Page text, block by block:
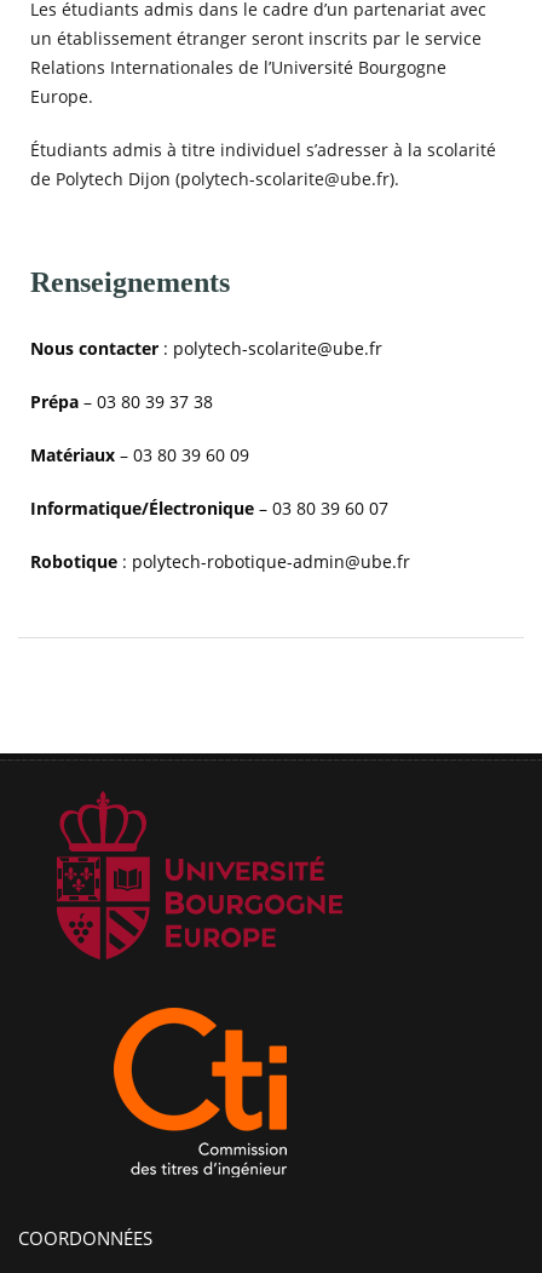
Les étudiants admis dans le cadre d’un partenariat avec
un établissement étranger seront inscrits par le service
Relations Internationales de l’Université Bourgogne
Europe.
Étudiants admis à titre individuel s’adresser à la scolarité
de Polytech Dijon (polytech-scolarite@ube.fr).
Renseignements
Nous contacter : polytech-scolarite@ube.fr
Prépa – 03 80 39 37 38
Matériaux – 03 80 39 60 09
Informatique/Électronique – 03 80 39 60 07
Robotique : polytech-robotique-admin@ube.fr
COORDONNÉES